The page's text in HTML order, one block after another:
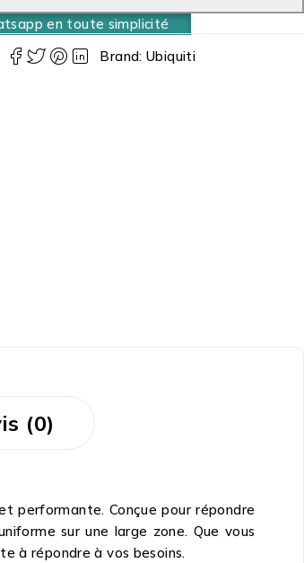
en toute simplicité
Brand:Ubiquiti
(0)
performante. Conçue pour répondre
sur une large zone. Que vous
à répondre à vos besoins.